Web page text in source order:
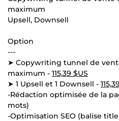
maximum
Upsell, Downsell
Option
---
➤ Copywriting tunnel de
maximum - 115,39 $US
➤ 1 Upsell et 1 Downsell -
-Rédaction optimisée de la
mots)
-Optimisation SEO (balise title